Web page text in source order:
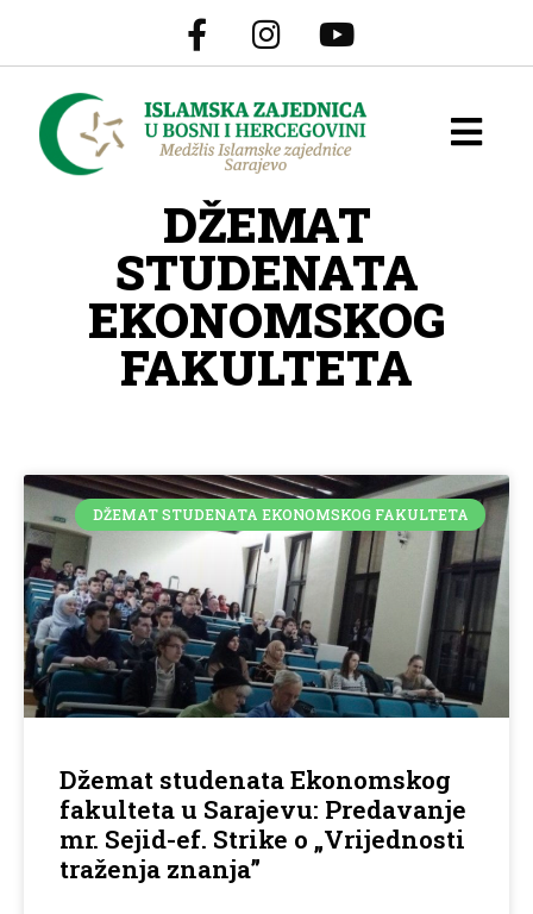
DŽEMAT
STUDENATA
EKONOMSKOG
FAKULTETA
DŽEMAT STUDENATA EKONOMSKOG FAKULTETA
Džemat studenata Ekonomskog
fakulteta u Sarajevu: Predavanje
mr. Sejid-ef. Strike o „Vrijednosti
traženja znanja”